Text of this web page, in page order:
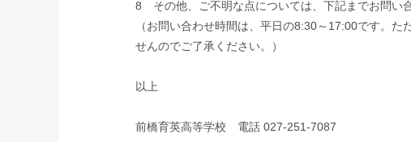
8 その他、ご不明な点については、下記までお問い
（お問い合わせ時間は、平日の8:30～17:00です。
せんのでご了承ください。）
以上
前橋育英高等学校 電話 027-251-7087